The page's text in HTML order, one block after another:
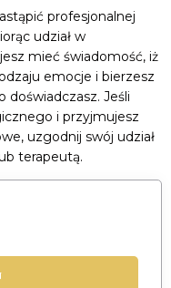
profesjonalnej
udział w
mieć świadomość, iż
emocje i bierzesz
doświadczasz. Jeśli
i przyjmujesz
uzgodnij swój udział
terapeutą.